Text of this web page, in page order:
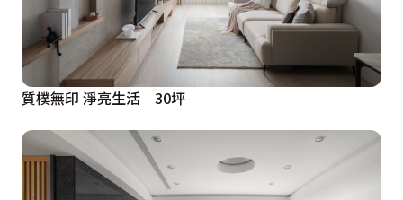
質樸無印 淨亮生活│30坪